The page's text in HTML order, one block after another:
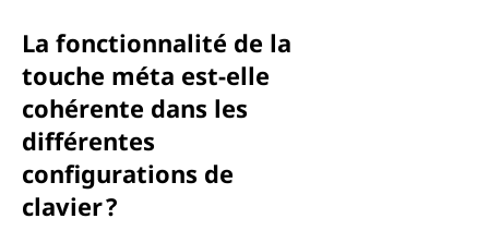
La fonctionnalité de la
touche méta est-elle
cohérente dans les
différentes
configurations de
clavier ?